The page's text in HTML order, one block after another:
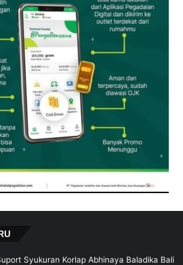
Syukuran Korlap Abhinaya Baladika Bali